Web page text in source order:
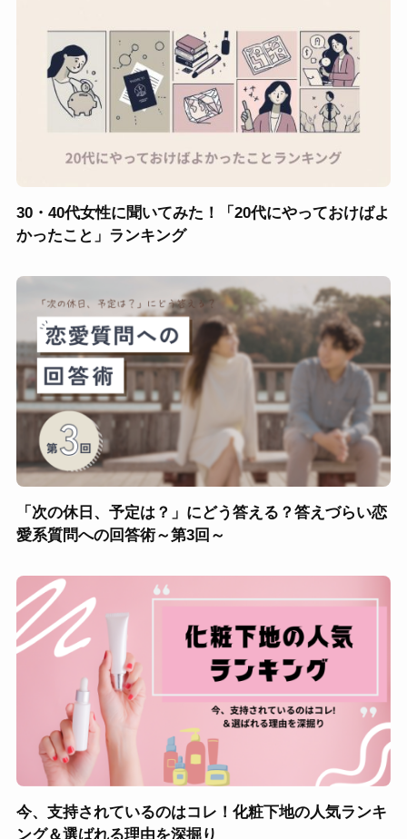
30・40代女性に聞いてみた！「20代にやっておけばよ
かったこと」ランキング
「次の休日、予定は？」にどう答える？答えづらい恋
愛系質問への回答術～第3回～
今、支持されているのはコレ！化粧下地の人気ランキ
ング＆選ばれる理由を深掘り